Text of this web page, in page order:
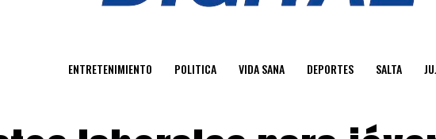
ENTRETENIMIENTO POLITICA VIDA SANA DEPORTES SALTA